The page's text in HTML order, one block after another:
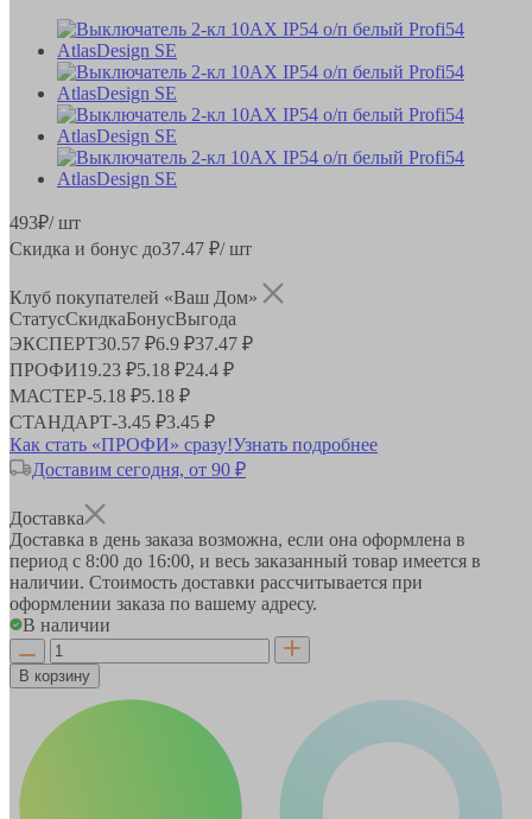
493₽/ шт
Скидка и бонус до37.47 ₽/ шт
Клуб покупателей «Ваш Дом»
СтатусСкидкаБонусВыгода
ЭКСПЕРТ30.57 ₽6.9 ₽37.47 ₽
ПРОФИ19.23 ₽5.18 ₽24.4 ₽
МАСТЕР-5.18 ₽5.18 ₽
СТАНДАРТ-3.45 ₽3.45 ₽
Как стать «ПРОФИ» сразу!Узнать подробнее
Доставим сегодня, от 90 ₽
Доставка
Доставка в день заказа возможна, если она оформлена в
период с 8:00 до 16:00, и весь заказанный товар имеется в
наличии. Стоимость доставки рассчитывается при
оформлении заказа по вашему адресу.
В наличии
В корзину